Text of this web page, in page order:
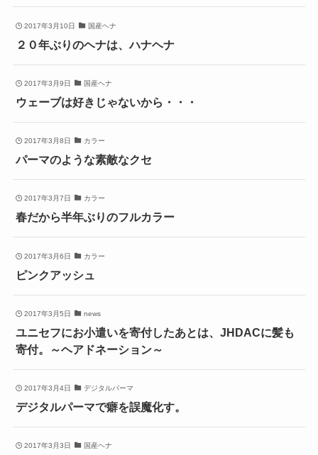
2017年3月10日 国産ヘナ
２０年ぶりのヘナは、ハナヘナ
2017年3月9日 国産ヘナ
ウェーブは好きじゃないから・・・
2017年3月8日 カラー
パーマのような素敵なクセ
2017年3月7日 カラー
春だから半年ぶりのフルカラー
2017年3月6日 カラー
ピンクアッシュ
2017年3月5日 news
ユニセフにお小遣いを寄付したあとは、JHDACに髪も
寄付。～ヘアドネーション～
2017年3月4日 デジタルパーマ
デジタルパーマで癖を誤魔化す。
2017年3月3日 国産ヘナ